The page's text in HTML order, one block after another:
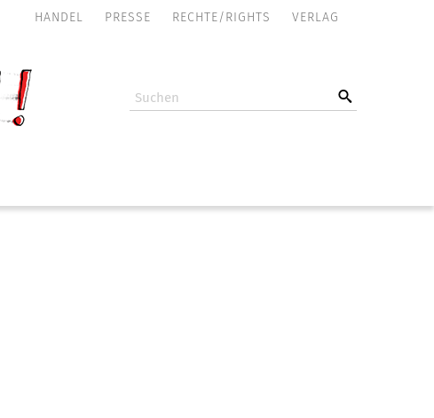
NAVIGATION
HANDEL PRESSE RECHTE/RIGHTS VERLAG